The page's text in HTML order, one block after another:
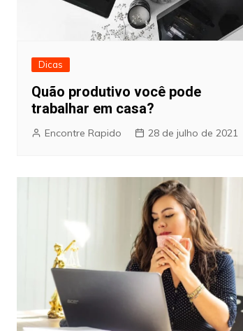
Dicas
Quão produtivo você pode
trabalhar em casa?
Encontre Rapido 28 de julho de 2021